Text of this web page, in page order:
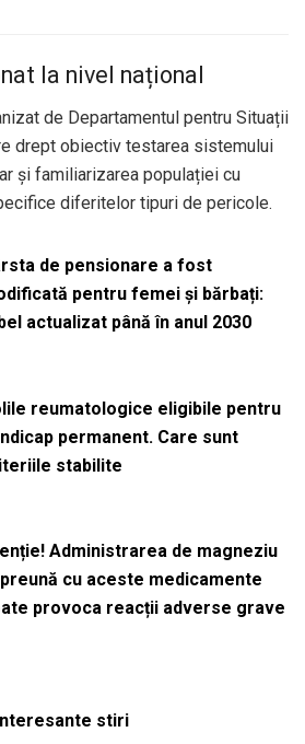
la nivel național
de Departamentul pentru Situații
drept obiectiv testarea sistemului
și familiarizarea populației cu
diferitelor tipuri de pericole.
de pensionare a fost
pentru femei și bărbați:
actualizat până în anul 2030
reumatologice eligibile pentru
permanent. Care sunt
stabilite
Administrarea de magneziu
cu aceste medicamente
provoca reacții adverse grave
stiri